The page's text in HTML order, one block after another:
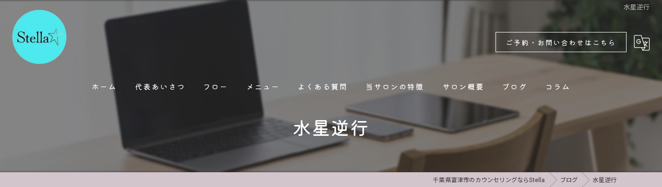
水星逆行
ご予約・お問い合わせはこちら
ホーム 代表あいさつ フロー メニュー よくある質問 当サロンの特徴
占い
オンライン
人間関係
サロン概要 ブログ
新着情報
コラム
水星逆行
千葉県富津市のカウンセリングならStella ブログ 水星逆行